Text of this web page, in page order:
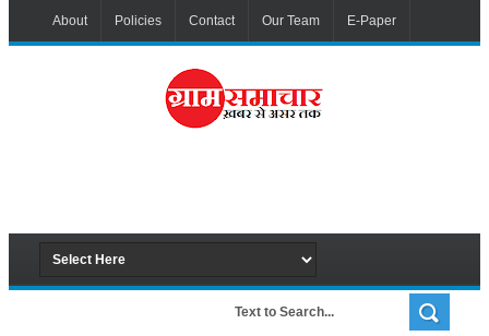
About Policies Contact Our Team E-Paper